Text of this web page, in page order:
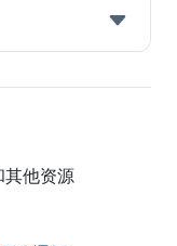
他资源